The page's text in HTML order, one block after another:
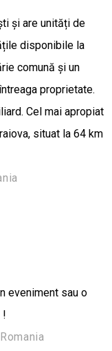
și are unități de
disponibile la
comună și un
proprietate.
Cel mai apropiat
situat la 64 km
eveniment sau o
!